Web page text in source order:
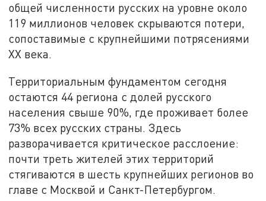
общей численности русских на уровне около
119 миллионов человек скрываются потери,
сопоставимые с крупнейшими потрясениями
XX века.
Территориальным фундаментом сегодня
остаются 44 региона с долей русского
населения свыше 90%, где проживает более
73% всех русских страны. Здесь
разворачивается критическое расслоение:
почти треть жителей этих территорий
стягиваются в шесть крупнейших регионов во
главе с Москвой и Санкт-Петербургом.